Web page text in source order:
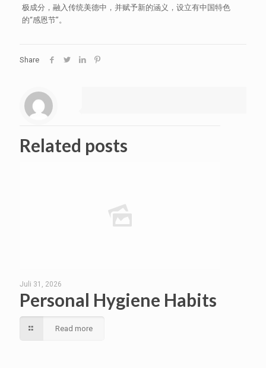
极成分，融入传统美德中，并赋予新的涵义，设立有中国特色
的“感恩节”。
Share
Related posts
Juli 31, 2026
Personal Hygiene Habits
Read more